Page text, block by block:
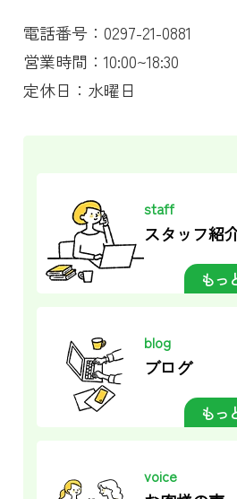
電話番号：0297-21-0881
営業時間：10:00~18:30
定休日：水曜日
staff
スタッフ紹
もっ
blog
ブログ
もっ
voice